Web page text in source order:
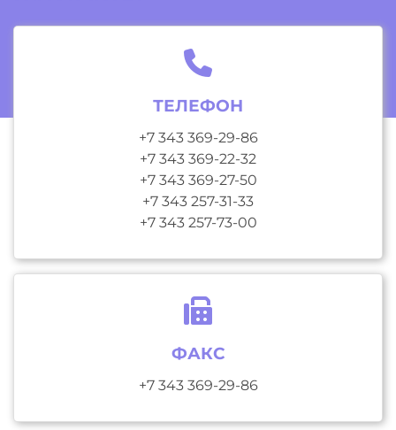
ТЕЛЕФОН
+7 343 369-29-86
+7 343 369-22-32
+7 343 369-27-50
+7 343 257-31-33
+7 343 257-73-00
ФАКС
+7 343 369-29-86